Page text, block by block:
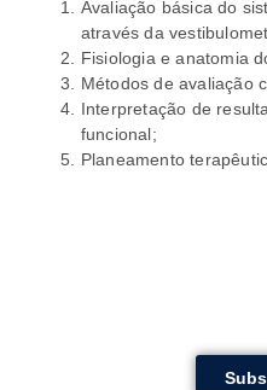
Avaliação básica do
através da
Fisiologia e anatomia
Métodos de avaliação
Interpretação de
funcional;
Planeamento